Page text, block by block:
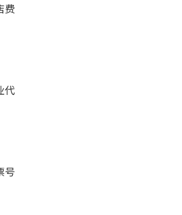
费
代
号